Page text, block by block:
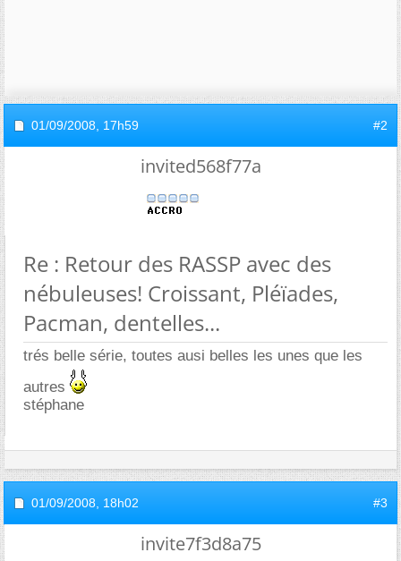
01/09/2008, 17h59 #2
invited568f77a
Re : Retour des RASSP avec des
nébuleuses! Croissant, Pléïades,
Pacman, dentelles...
trés belle série, toutes ausi belles les unes que les
autres
stéphane
01/09/2008, 18h02 #3
invite7f3d8a75